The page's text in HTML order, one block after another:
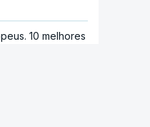
10 melhores